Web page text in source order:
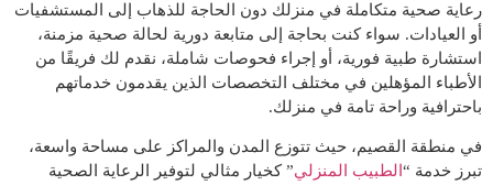
رعاية صحية متكاملة في منزلك دون الحاجة للذهاب إلى المستشفيات
أو العيادات. سواء كنت بحاجة إلى متابعة دورية لحالة صحية مزمنة،
استشارة طبية فورية، أو إجراء فحوصات شاملة، نقدم لك فريقًا من
الأطباء المؤهلين في مختلف التخصصات الذين يقدمون خدماتهم
باحترافية وراحة تامة في منزلك.
في منطقة القصيم، حيث تتوزع المدن والمراكز على مساحة واسعة،
تبرز خدمة “ الطبيب المنزلي” كخيار مثالي لتوفير الرعاية الصحية